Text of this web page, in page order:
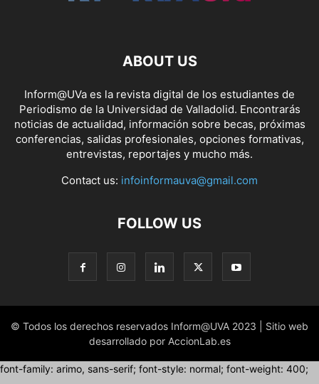
ABOUT US
Inform@UVa es la revista digital de los estudiantes de
Periodismo de la Universidad de Valladolid. Encontrarás
noticias de actualidad, información sobre becas, próximas
conferencias, salidas profesionales, opciones formativas,
entrevistas, reportajes y mucho más.
Contact us: infoinformauva@gmail.com
FOLLOW US
© Todos los derechos reservados Inform@UVA 2023 | Sitio web
desarrollado por AccionLab.es
font-family: arimo, sans-serif; font-style: normal; font-weight: 400;